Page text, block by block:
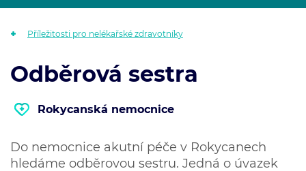
Příležitosti pro nelékařské zdravotníky
Odběrová sestra
Rokycanská nemocnice
Do nemocnice akutní péče v Rokycanech
hledáme odběrovou sestru. Jedná o úvazek